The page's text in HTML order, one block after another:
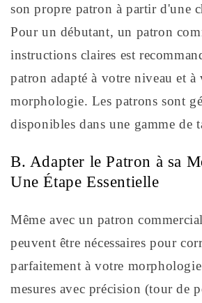
son propre patron à partir d'une
Pour un débutant, un patron
instructions claires est
patron adapté à votre niveau et à
morphologie. Les patrons sont
disponibles dans une gamme de
B. Adapter le Patron à sa
Une Étape Essentielle
Même avec un patron
peuvent être nécessaires pour
parfaitement à votre
mesures avec précision (tour de